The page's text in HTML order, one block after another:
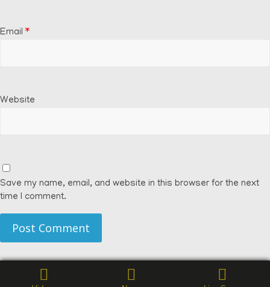
Email *
Website
Save my name, email, and website in this browser for the next
time I comment.